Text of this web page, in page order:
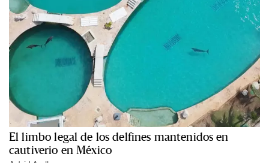
El limbo legal de los delfines mantenidos en
cautiverio en México